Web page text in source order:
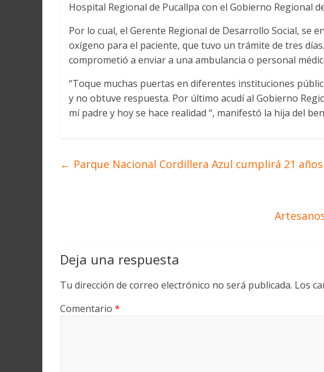
Hospital Regional de Pucallpa con el Gobierno Regional
Por lo cual, el Gerente Regional de Desarrollo Social, se
oxígeno para el paciente, que tuvo un trámite de tres
comprometió a enviar a una ambulancia o personal
“Toque muchas puertas en diferentes instituciones
y no obtuve respuesta. Por último acudí al Gobierno
mí padre y hoy se hace realidad “, manifestó la hija del
← Parque Nacional Cordillera Azul cumplirá 21 años
Deja una respuesta
Tu dirección de correo electrónico no será publicada. Los
Comentario *